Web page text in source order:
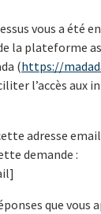
vous a été
la plateforme
(https://
l’accès aux
adresse
demande :
que vous